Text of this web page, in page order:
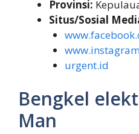
Provinsi:
Situs/Sosial
urgent.id
Bengkel
Man